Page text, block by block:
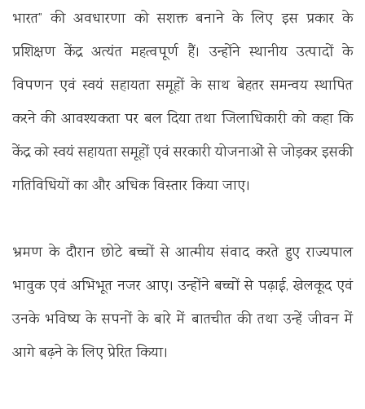
भारत” की अवधारणा को सशक्त बनाने के लिए इस प्रकार के
प्रशिक्षण केंद्र अत्यंत महत्वपूर्ण हैं। उन्होंने स्थानीय उत्पादों के
विपणन एवं स्वयं सहायता समूहों के साथ बेहतर समन्वय स्थापित
करने की आवश्यकता पर बल दिया तथा जिलाधिकारी को कहा कि
केंद्र को स्वयं सहायता समूहों एवं सरकारी योजनाओं से जोड़कर इसकी
गतिविधियों का और अधिक विस्तार किया जाए।
भ्रमण के दौरान छोटे बच्चों से आत्मीय संवाद करते हुए राज्यपाल
भावुक एवं अभिभूत नजर आए। उन्होंने बच्चों से पढ़ाई, खेलकूद एवं
उनके भविष्य के सपनों के बारे में बातचीत की तथा उन्हें जीवन में
आगे बढ़ने के लिए प्रेरित किया।